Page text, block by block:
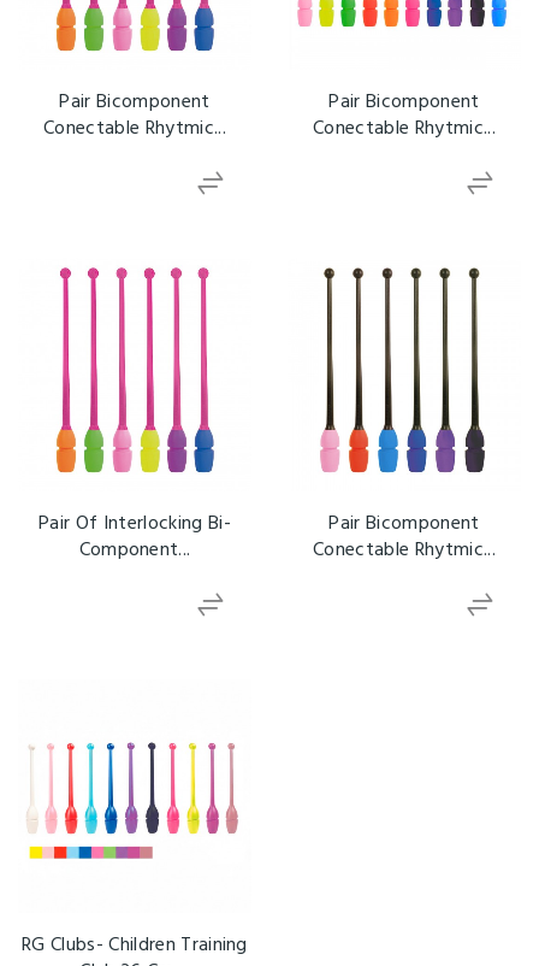
Pair Bicomponent
Conectable Rhytmic...
Pair Bicomponent
Conectable Rhytmic...
Pair Of Interlocking Bi-
Component...
Pair Bicomponent
Conectable Rhytmic...
RG Clubs- Children Training